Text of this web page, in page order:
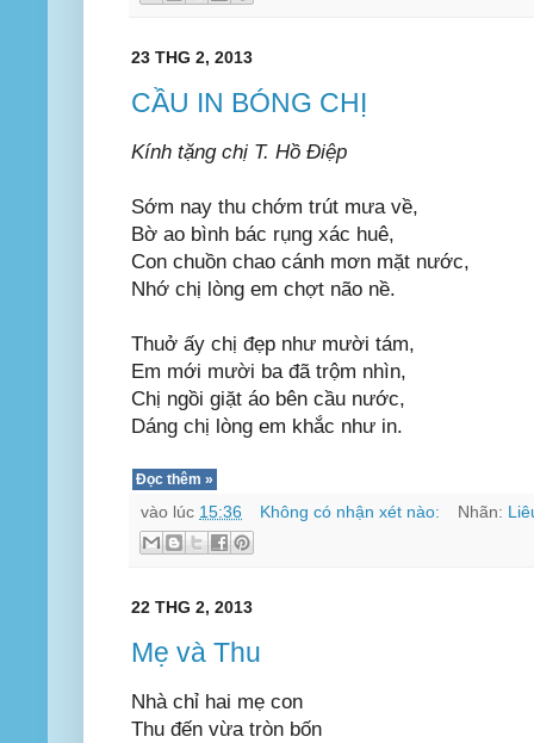
23 THG 2, 2013
CẦU IN BÓNG CHỊ
Kính tặng chị T. Hồ Điệp
Sớm nay thu chớm trút mưa về,
Bờ ao bình bác rụng xác huê,
Con chuồn chao cánh mơn mặt nước,
Nhớ chị lòng em chợt não nề.
Thuở ấy chị đẹp như mười tám,
Em mới mười ba đã trộm nhìn,
Chị ngồi giặt áo bên cầu nước,
Dáng chị lòng em khắc như in.
Đọc thêm »
vào lúc 15:36 Không có nhận xét nào: Nhãn:
22 THG 2, 2013
Mẹ và Thu
Nhà chỉ hai mẹ con
Thu đến vừa tròn bốn